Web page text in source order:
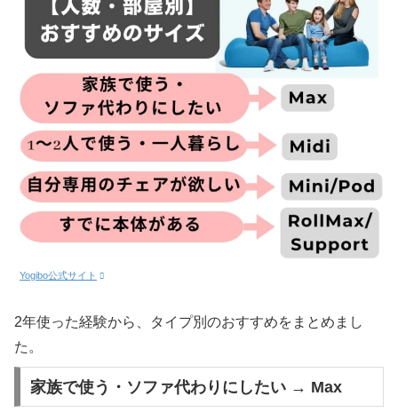
Yogibo公式サイト
2年使った経験から、タイプ別のおすすめをまとめまし
た。
家族で使う・ソファ代わりにしたい → Max